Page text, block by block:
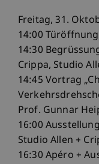
Freitag, 31.
14:00 Türöffnung
14:30
Crippa, Studio
14:45 Vortrag
Prof. Gunnar
16:00
Studio Allen +
16:30 Apéro +